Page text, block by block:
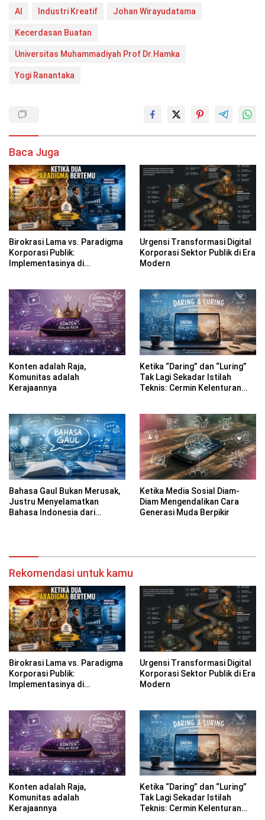
AI Industri Kreatif Johan Wirayudatama
Kecerdasan Buatan
Universitas Muhammadiyah Prof Dr.Hamka
Yogi Ranantaka
Baca Juga
Birokrasi Lama vs. Paradigma
Korporasi Publik:
Implementasinya di
Urgensi Transformasi Digital
Korporasi Sektor Publik di Era
Modern
Konten adalah Raja,
Komunitas adalah
Kerajaannya
Ketika “Daring” dan “Luring”
Tak Lagi Sekadar Istilah
Teknis: Cermin Kelenturan
Bahasa Gaul Bukan Merusak,
Justru Menyelamatkan
Bahasa Indonesia dari
Ketika Media Sosial Diam-
Diam Mengendalikan Cara
Generasi Muda Berpikir
Rekomendasi untuk kamu
Birokrasi Lama vs. Paradigma
Korporasi Publik:
Implementasinya di
Urgensi Transformasi Digital
Korporasi Sektor Publik di Era
Modern
Konten adalah Raja,
Komunitas adalah
Kerajaannya
Ketika “Daring” dan “Luring”
Tak Lagi Sekadar Istilah
Teknis: Cermin Kelenturan